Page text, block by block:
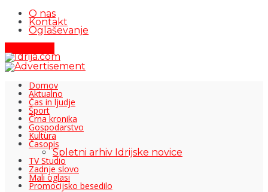
O nas
Kontakt
Oglaševanje
Domov
Aktualno
Čas in ljudje
Šport
Črna kronika
Gospodarstvo
Kultura
Časopis
Spletni arhiv Idrijske novice
TV Studio
Zadnje slovo
Mali oglasi
Promocijsko besedilo